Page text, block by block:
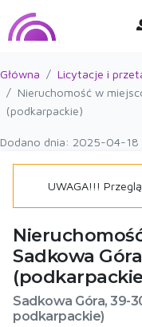
Główna
Licytacje i
Nieruchomość w
(podkarpackie)
Dodano dnia: 2025-04-18
UWAGA!!!
Sadkowa
Sadkowa Góra, 39-
podkarpackie)